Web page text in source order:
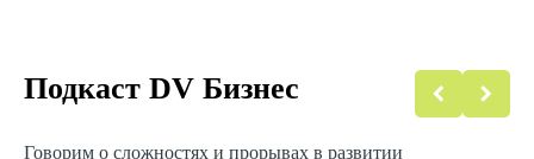
Подкаст DV Бизнес
Говорим о сложностях и прорывах в развитии